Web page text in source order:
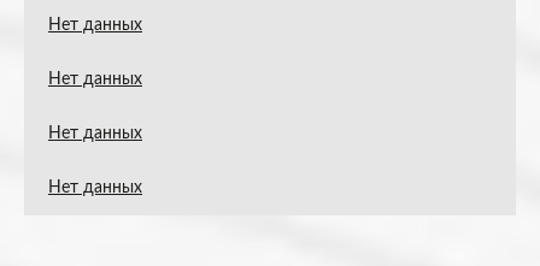
Нет данных
Нет данных
Нет данных
Нет данных